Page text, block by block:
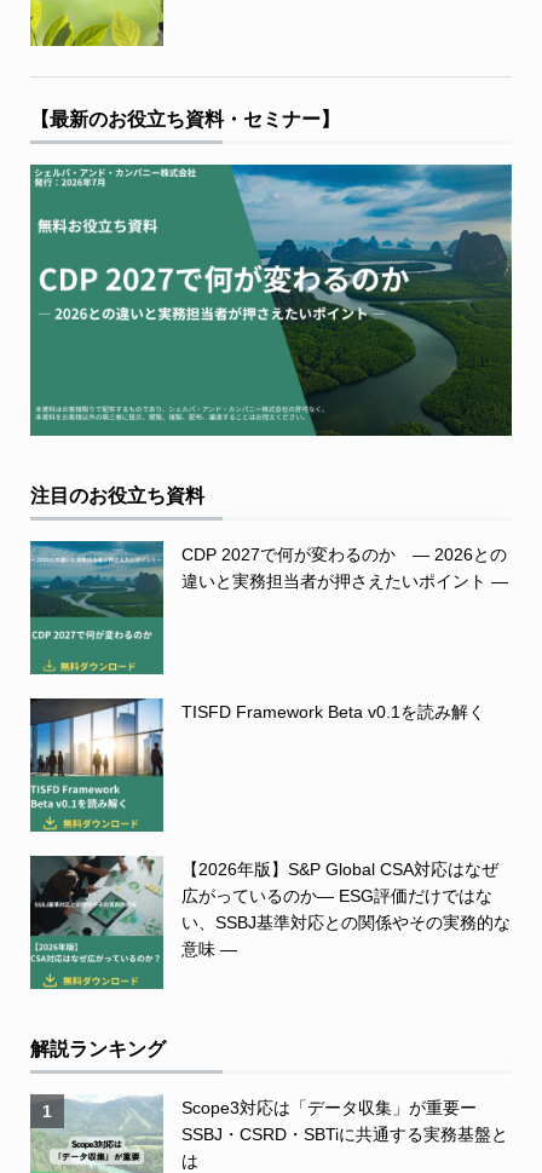
【最新のお役立ち資料・セミナー】
注目のお役立ち資料
CDP 2027で何が変わるのか ― 2026との
違いと実務担当者が押さえたいポイント ―
TISFD Framework Beta v0.1を読み解く
【2026年版】S&P Global CSA対応はなぜ
広がっているのか― ESG評価だけではな
い、SSBJ基準対応との関係やその実務的な
意味 ―
解説ランキング
1
Scope3対応は「データ収集」が重要ー
SSBJ・CSRD・SBTiに共通する実務基盤と
は